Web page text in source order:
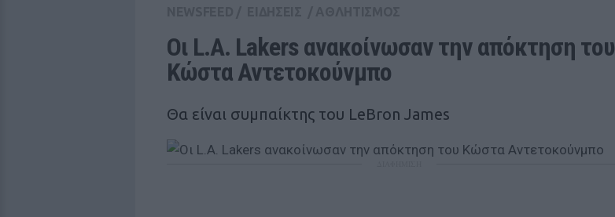
Οι L.A. Lakers ανακοίνωσαν την απόκτηση του
Κώστα Αντετοκούνμπο
Θα είναι συμπαίκτης του LeBron James